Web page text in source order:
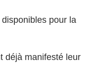
pour la
déjà manifesté leur